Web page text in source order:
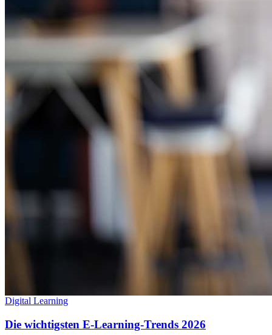
Digital Learning
Die wichtigsten E-Learning-Trends 2026